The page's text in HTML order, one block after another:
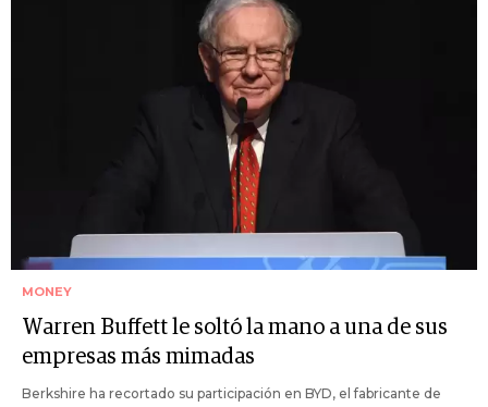
MONEY
Warren Buffett le soltó la mano a una de sus
empresas más mimadas
Berkshire ha recortado su participación en BYD, el fabricante de